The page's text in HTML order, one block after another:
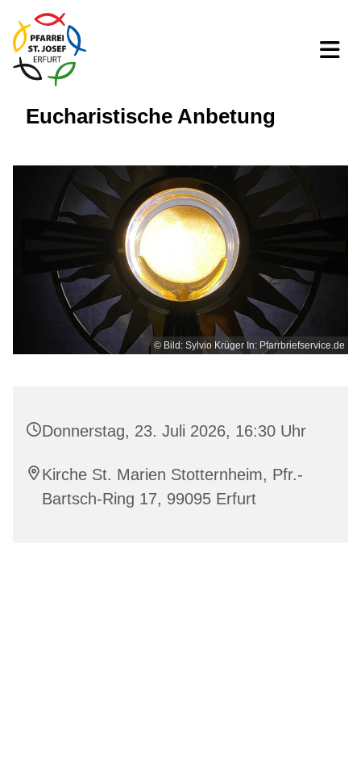
Eucharistische Anbetung
© Bild: Sylvio Krüger In: Pfarrbriefservice.de
Donnerstag, 23. Juli 2026, 16:30 Uhr
Kirche St. Marien Stotternheim, Pfr.-
Bartsch-Ring 17, 99095 Erfurt